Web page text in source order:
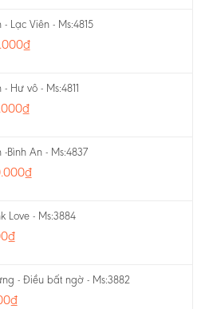
Lạc Viên - Ms:4815
₫
Hư vô - Ms:4811
₫
Bình An - Ms:4837
₫
Love - Ms:3884
₫
- Điều bất ngờ - Ms:3882
₫